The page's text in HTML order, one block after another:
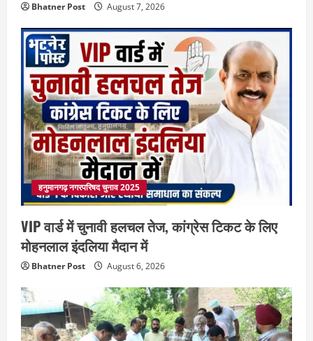
Bhatner Post August 7, 2026
हनुमानगढ़ नगरपरिषद चुनाव 2025
VIP वार्ड में चुनावी हलचल तेज, कांग्रेस टिकट के लिए
मोहनलाल इंदलिया मैदान में
Bhatner Post August 6, 2026